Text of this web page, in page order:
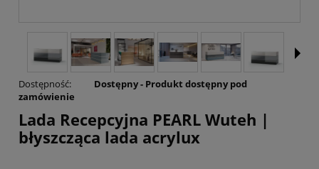
Dostępność:
Dostępny - Produkt dostępny pod
zamówienie
Lada Recepcyjna PEARL Wuteh |
błyszcząca lada acrylux